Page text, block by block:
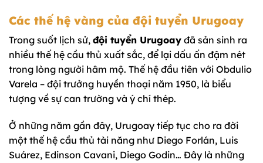
Các thế hệ vàng của đội tuyển Urugoay
Trong suốt lịch sử, đội tuyển Urugoay đã sản sinh ra
nhiều thế hệ cầu thủ xuất sắc, để lại dấu ấn đậm nét
trong lòng người hâm mộ. Thế hệ đầu tiên với Obdulio
Varela – đội trưởng huyền thoại năm 1950, là biểu
tượng về sự can trường và ý chí thép.
Ở những năm gần đây, Urugoay tiếp tục cho ra đời
một thế hệ cầu thủ tài năng như Diego Forlán, Luis
Suárez, Edinson Cavani, Diego Godin… Đây là những